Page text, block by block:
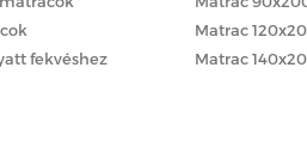
fekvéshez
Matrac
Matrac